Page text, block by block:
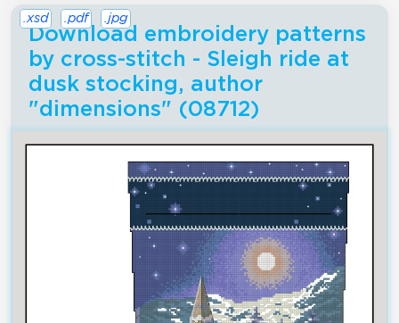
Download embroidery patterns
by cross-stitch - Sleigh ride at
dusk stocking, author
"dimensions" (08712)
.xsd .pdf .jpg